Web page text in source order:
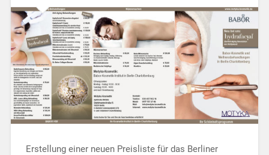
Erstellung einer neuen Preisliste für das Berliner